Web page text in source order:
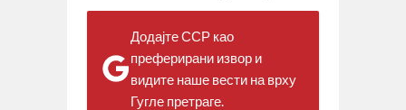
Додајте ССР као
преферирани извор и
видите наше вести на врху
Гугле претраге.